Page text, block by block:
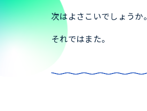
次はよさこいでしょうか。
それではまた。